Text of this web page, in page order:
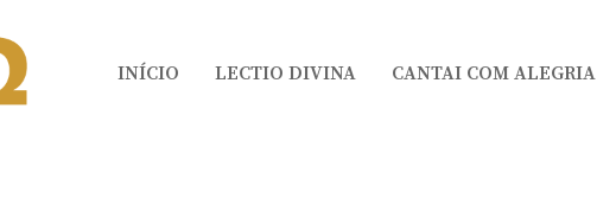
INÍCIO LECTIO DIVINA CANTAI COM ALEGRIA